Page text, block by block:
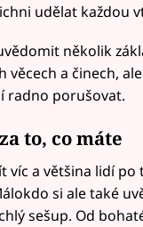
udělat každou
několik
věcech a činech,
radno porušovat.
to, co máte
víc a většina lidí
si ale také
sešup. Od